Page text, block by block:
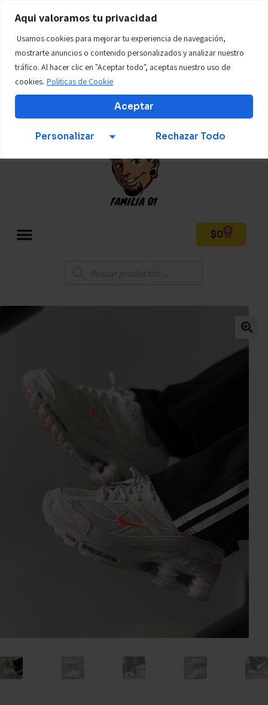
Aqui valoramos tu privacidad
Usamos cookies para mejorar tu experiencia de navegación,
mostrarte anuncios o contenido personalizados y analizar nuestro
tráfico. Al hacer clic en "Aceptar todo", aceptas nuestro uso de
cookies. Politicas de Cookie
Personalizar Rechazar Todo
Aceptar
Teléfono: +57 312 569 6924
$0 0